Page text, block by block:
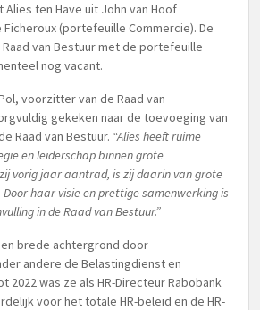
ten Have uit John van Hoof
(portefeuille Commercie). De
van Bestuur met de portefeuille
nog vacant.
voorzitter van de Raad van
gekeken naar de toevoeging van
Raad van Bestuur. “Alies heeft ruime
en leiderschap binnen grote
vorig jaar aantrad, is zij daarin van grote
haar visie en prettige samenwerking is
in de Raad van Bestuur.”
brede achtergrond door
andere de Belastingdienst en
2022 was ze als HR-Directeur Rabobank
voor het totale HR-beleid en de HR-